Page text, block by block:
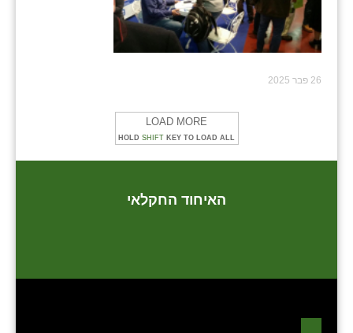
26 פבר 2025
LOAD MORE
HOLD SHIFT KEY TO LOAD ALL
האיחוד החקלאי